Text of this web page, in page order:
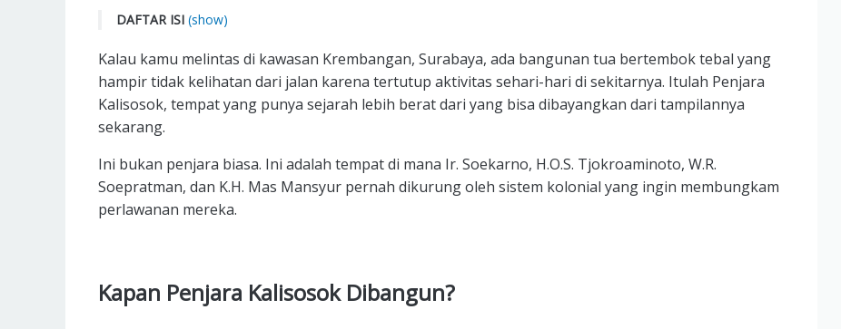
DAFTAR ISI (show)
Apa Saja Fasilitas Penyiksaan di Dalamnya?
Siapa Saja Tokoh yang Pernah Ditahan di Sini?
Ada Pemberontakan Heroik di Kalisosok?
Apakah Kalisosok Benar-Benar Angker?
Kalau kamu melintas di kawasan Krembangan, Surabaya, ada bangunan tua bertembok tebal yang
hampir tidak kelihatan dari jalan karena tertutup aktivitas sehari-hari di sekitarnya. Itulah Penjara
Kalisosok, tempat yang punya sejarah lebih berat dari yang bisa dibayangkan dari tampilannya
sekarang.
Ini bukan penjara biasa. Ini adalah tempat di mana Ir. Soekarno, H.O.S. Tjokroaminoto, W.R.
Soepratman, dan K.H. Mas Mansyur pernah dikurung oleh sistem kolonial yang ingin membungkam
perlawanan mereka.
Kapan Penjara Kalisosok Dibangun?